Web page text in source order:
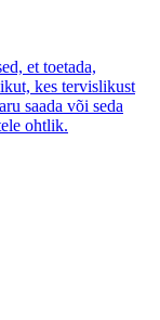
et toetada,
kes tervislikust
saada või seda
ohtlik.